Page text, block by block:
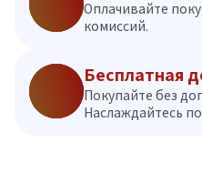
Оплачивайте
комиссий.
Бесплатная
Покупайте без
Наслаждайтесь